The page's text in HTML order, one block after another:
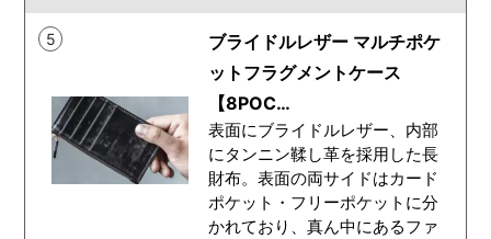
5
ブライドルレザー マルチポケ
ットフラグメントケース
【8POC…
表面にブライドルレザー、内部
にタンニン鞣し革を採用した長
財布。表面の両サイドはカード
ポケット・フリーポケットに分
かれており、真ん中にあるファ